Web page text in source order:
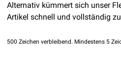
Menstruation.
Die Menstruationsblutung
auch bis zu 100 ml.
Noch während der
her. An
Alternativ kümmert sich unser
Artikel schnell und vollständig
500 Zeichen verbleibend. Mindestens 5